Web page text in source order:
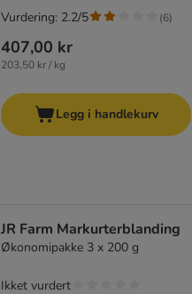
407,00 kr
203,50 kr / kg
Vurdering: 2.2/5 (6)
Legg i handlekurv
JR Farm Markurterblanding
Økonomipakke 3 x 200 g
Ikket vurdert